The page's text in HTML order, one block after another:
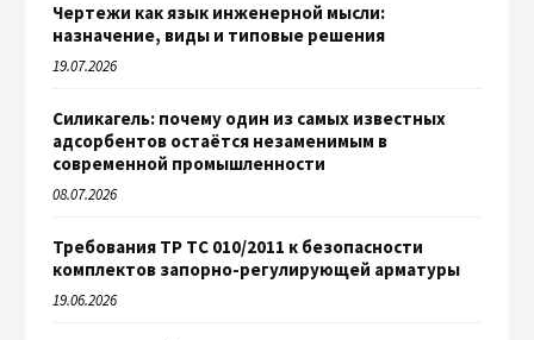
Чертежи как язык инженерной мысли:
назначение, виды и типовые решения
19.07.2026
Силикагель: почему один из самых известных
адсорбентов остаётся незаменимым в
современной промышленности
08.07.2026
Требования ТР ТС 010/2011 к безопасности
комплектов запорно-регулирующей арматуры
19.06.2026